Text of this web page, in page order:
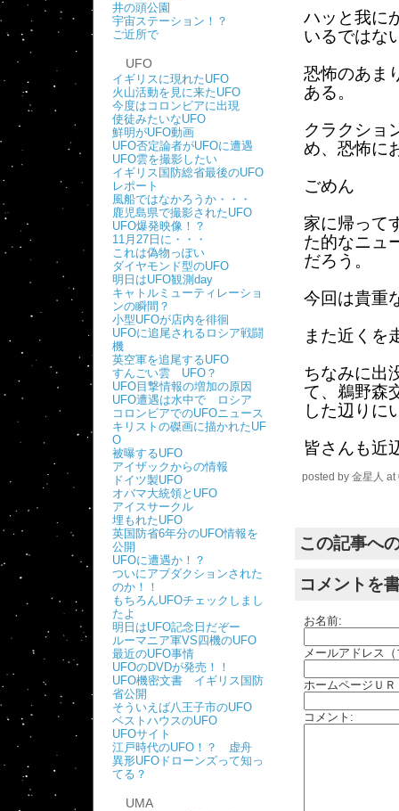
井の頭公園
宇宙ステーション！？
ご近所で
UFO
イギリスに現れたUFO
火山活動を見に来たUFO
今度はコロンビアに出現
使徒みたいなUFO
鮮明がUFO動画
UFO否定論者がUFOに遭遇
UFO雲を撮影したい
イギリス国防総省最後のUFO
レポート
風船ではなかろうか・・・
鹿児島県で撮影されたUFO
UFO爆発映像！？
11月27日に・・・
これは偽物っぽい
ダイヤモンド型のUFO
明日はUFO観測day
キャトルミューティレーショ
ンの瞬間？
小型UFOが店内を徘徊
UFOに追尾されるロシア戦闘
機
英空軍を追尾するUFO
すんごい雲 UFO？
UFO目撃情報の増加の原因
UFO遭遇は水中で ロシア
コロンビアでのUFOニュース
キリストの磔画に描かれたUF
O
被曝するUFO
アイザックからの情報
ドイツ製UFO
オバマ大統領とUFO
アイスサークル
埋もれたUFO
英国防省6年分のUFO情報を
公開
UFOに遭遇か！？
ついにアブダクションされた
のか！！
もちろんUFOチェックしまし
たよ
明日はUFO記念日だぞー
ルーマニア軍VS四機のUFO
最近のUFO事情
UFOのDVDが発売！！
UFO機密文書 イギリス国防
省公開
そういえば八王子市のUFO
ベストハウスのUFO
UFOサイト
江戸時代のUFO！？ 虚舟
異形UFOドローンズって知っ
てる？
UMA
ハッと我に
いるではな
恐怖のあま
ある。
クラクショ
め、恐怖に
ごめん
家に帰って
た的なニュ
だろう。
今回は貴重
また近くを
ちなみに出
て、鵜野森
した辺りに
皆さんも近
posted by 金星人 at
この記事へ
コメントを
お名前:
メールアドレス
ホームページＵＲ
コメント: